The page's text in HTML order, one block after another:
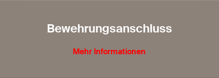
Bewehrungsanschluss
Mehr Informationen